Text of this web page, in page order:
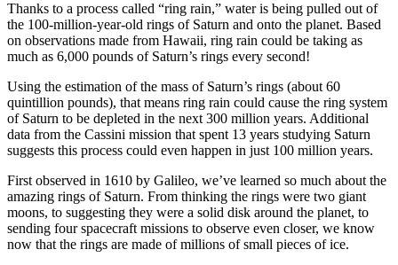
Thanks to a process called “ring rain,” water is being pulled out of
the 100-million-year-old rings of Saturn and onto the planet. Based
on observations made from Hawaii, ring rain could be taking as
much as 6,000 pounds of Saturn’s rings every second!
Using the estimation of the mass of Saturn’s rings (about 60
quintillion pounds), that means ring rain could cause the ring system
of Saturn to be depleted in the next 300 million years. Additional
data from the Cassini mission that spent 13 years studying Saturn
suggests this process could even happen in just 100 million years.
First observed in 1610 by Galileo, we’ve learned so much about the
amazing rings of Saturn. From thinking the rings were two giant
moons, to suggesting they were a solid disk around the planet, to
sending four spacecraft missions to observe even closer, we know
now that the rings are made of millions of small pieces of ice.